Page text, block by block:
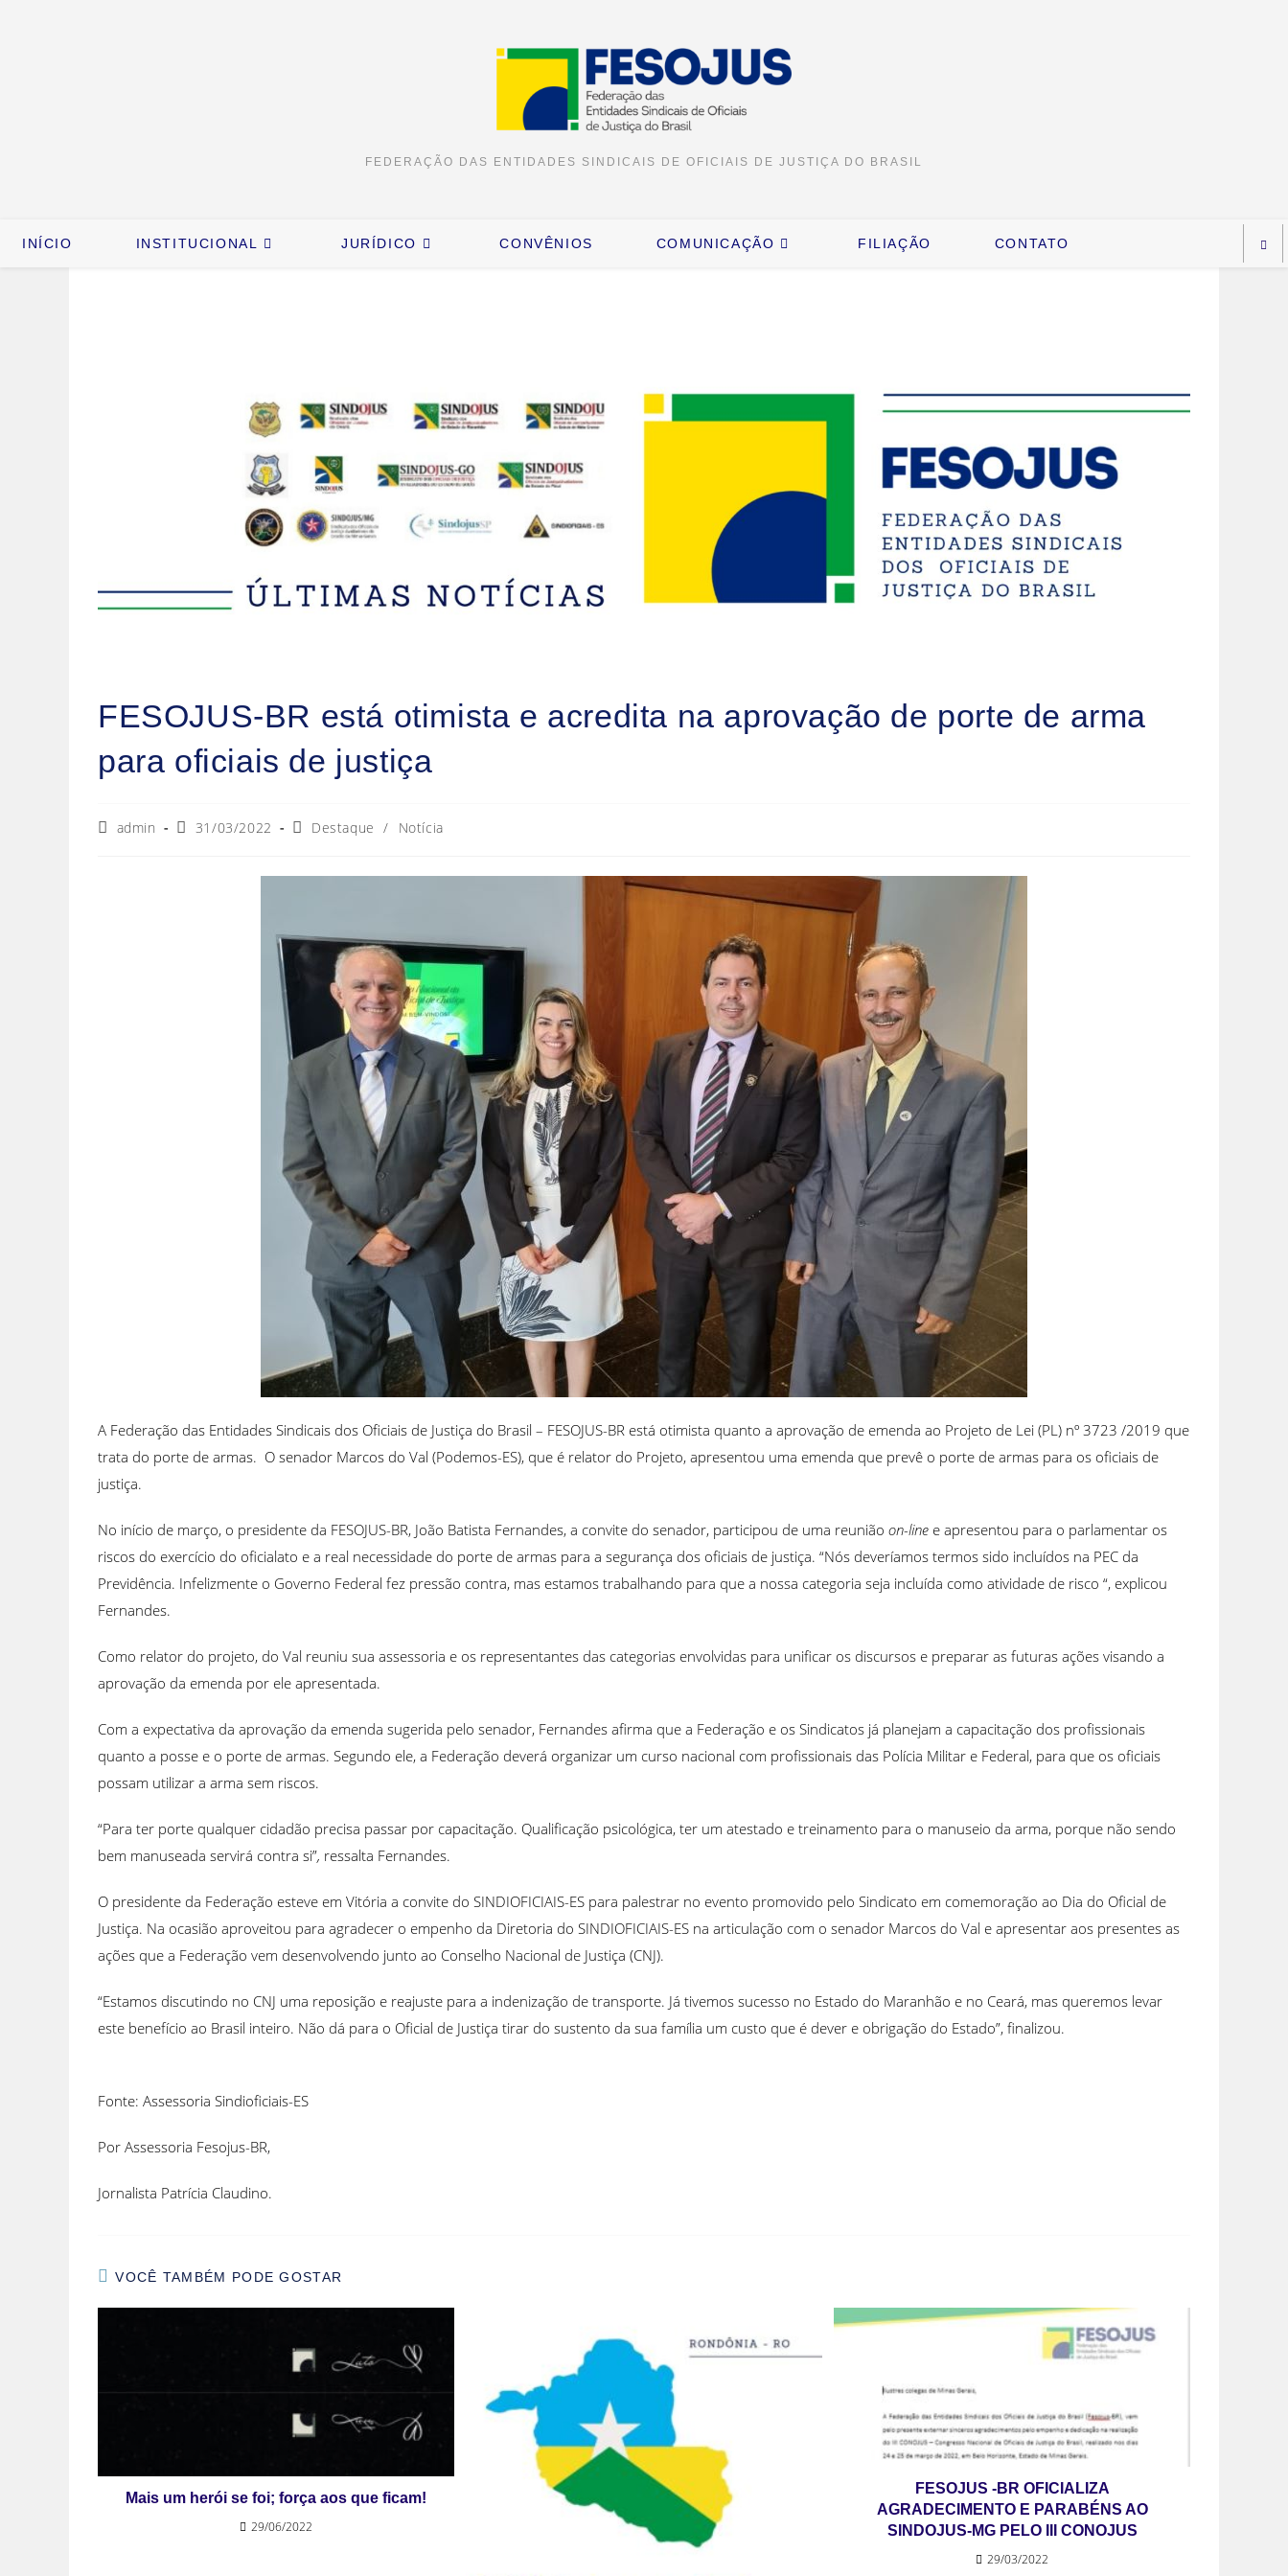
FEDERAÇÃO DAS ENTIDADES SINDICAIS DE OFICIAIS DE JUSTIÇA DO BRASIL
INÍCIO INSTITUCIONAL JURÍDICO CONVÊNIOS COMUNICAÇÃO FILIAÇÃO CONTATO
FESOJUS-BR está otimista e acredita na aprovação de porte de arma
para oficiais de justiça
admin 31/03/2022 Destaque / Notícia
A Federação das Entidades Sindicais dos Oficiais de Justiça do Brasil – FESOJUS-BR está otimista quanto a aprovação de emenda ao Projeto de Lei (PL) nº 3723 /2019 que
trata do porte de armas. O senador Marcos do Val (Podemos-ES), que é relator do Projeto, apresentou uma emenda que prevê o porte de armas para os oficiais de
justiça.
No início de março, o presidente da FESOJUS-BR, João Batista Fernandes, a convite do senador, participou de uma reunião on-line e apresentou para o parlamentar os
riscos do exercício do oficialato e a real necessidade do porte de armas para a segurança dos oficiais de justiça. “Nós deveríamos termos sido incluídos na PEC da
Previdência. Infelizmente o Governo Federal fez pressão contra, mas estamos trabalhando para que a nossa categoria seja incluída como atividade de risco “, explicou
Fernandes.
Como relator do projeto, do Val reuniu sua assessoria e os representantes das categorias envolvidas para unificar os discursos e preparar as futuras ações visando a
aprovação da emenda por ele apresentada.
Com a expectativa da aprovação da emenda sugerida pelo senador, Fernandes afirma que a Federação e os Sindicatos já planejam a capacitação dos profissionais
quanto a posse e o porte de armas. Segundo ele, a Federação deverá organizar um curso nacional com profissionais das Polícia Militar e Federal, para que os oficiais
possam utilizar a arma sem riscos.
“Para ter porte qualquer cidadão precisa passar por capacitação. Qualificação psicológica, ter um atestado e treinamento para o manuseio da arma, porque não sendo
bem manuseada servirá contra si”, ressalta Fernandes.
O presidente da Federação esteve em Vitória a convite do SINDIOFICIAIS-ES para palestrar no evento promovido pelo Sindicato em comemoração ao Dia do Oficial de
Justiça. Na ocasião aproveitou para agradecer o empenho da Diretoria do SINDIOFICIAIS-ES na articulação com o senador Marcos do Val e apresentar aos presentes as
ações que a Federação vem desenvolvendo junto ao Conselho Nacional de Justiça (CNJ).
“Estamos discutindo no CNJ uma reposição e reajuste para a indenização de transporte. Já tivemos sucesso no Estado do Maranhão e no Ceará, mas queremos levar
este benefício ao Brasil inteiro. Não dá para o Oficial de Justiça tirar do sustento da sua família um custo que é dever e obrigação do Estado”, finalizou.
Fonte: Assessoria Sindioficiais-ES
Por Assessoria Fesojus-BR,
Jornalista Patrícia Claudino.
VOCÊ TAMBÉM PODE GOSTAR
Mais um herói se foi; força aos que ficam!
29/06/2022
FESOJUS -BR OFICIALIZA
AGRADECIMENTO E PARABÉNS AO
SINDOJUS-MG PELO III CONOJUS
29/03/2022